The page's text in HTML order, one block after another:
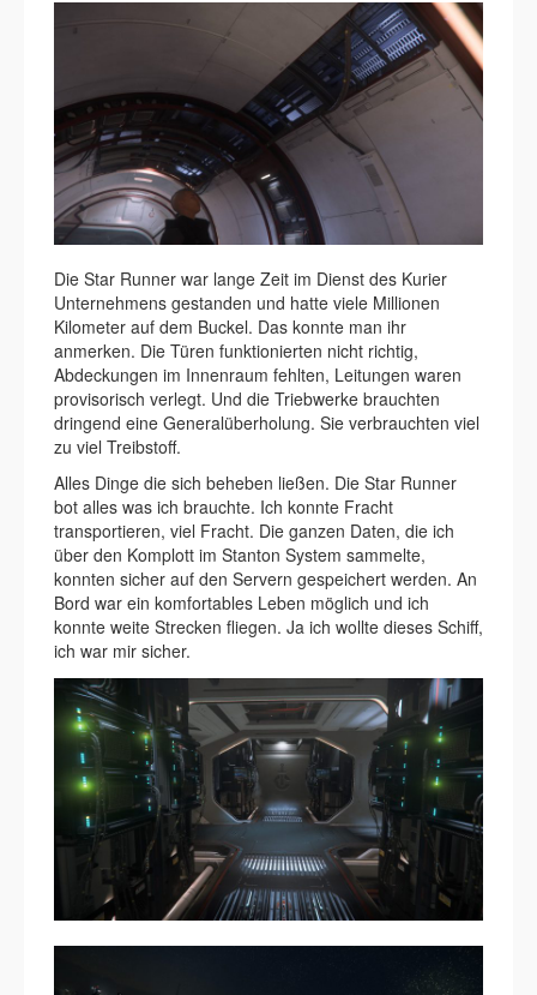
Die Star Runner war lange Zeit im Dienst des Kurier
Unternehmens gestanden und hatte viele Millionen
Kilometer auf dem Buckel. Das konnte man ihr
anmerken. Die Türen funktionierten nicht richtig,
Abdeckungen im Innenraum fehlten, Leitungen waren
provisorisch verlegt. Und die Triebwerke brauchten
dringend eine Generalüberholung. Sie verbrauchten viel
zu viel Treibstoff.
Alles Dinge die sich beheben ließen. Die Star Runner
bot alles was ich brauchte. Ich konnte Fracht
transportieren, viel Fracht. Die ganzen Daten, die ich
über den Komplott im Stanton System sammelte,
konnten sicher auf den Servern gespeichert werden. An
Bord war ein komfortables Leben möglich und ich
konnte weite Strecken fliegen. Ja ich wollte dieses Schiff,
ich war mir sicher.